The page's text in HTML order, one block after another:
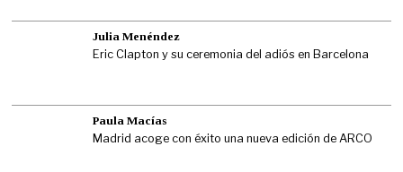
Julia Menéndez
Eric Clapton y su ceremonia del adiós en Barcelona
Paula Macías
Madrid acoge con éxito una nueva edición de ARCO